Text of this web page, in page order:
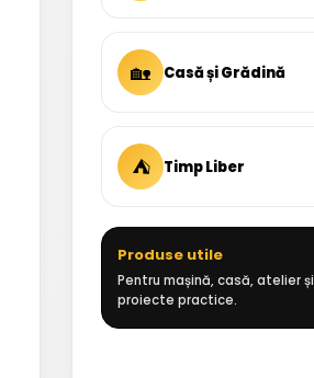
🏡 Casă și Grădină
⛺ Timp Liber
Produse utile
Pentru mașină, casă, atelier și
proiecte practice.